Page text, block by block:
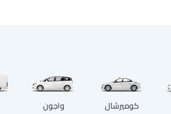
كوميرشال واجون